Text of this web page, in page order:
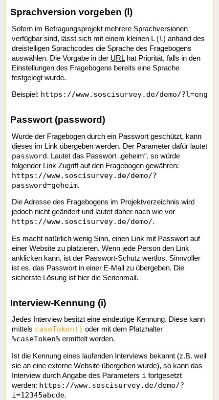
Sprachversion vorgeben (l)
Sofern im Befragungsprojekt mehrere Sprachversionen
verfügbar sind, lässt sich mit einem kleinen L (l) anhand des
dreistelligen Sprachcodes die Sprache des Fragebogens
auswählen. Die Vorgabe in der URLhat Priorität, falls in den
Einstellungen des Fragebogens bereits eine Sprache
festgelegt wurde.
Beispiel: https://www.soscisurvey.de/demo/?l=eng
Passwort (password)
Wurde der Fragebogen durch ein Passwort geschützt, kann
dieses im Link übergeben werden. Der Parameter dafür lautet
password. Lautet das Passwort „geheim“, so würde
folgender Link Zugriff auf den Fragebogen gewähren:
https://www.soscisurvey.de/demo/?
password=geheim.
Die Adresse des Fragebogens im Projektverzeichnis wird
jedoch nicht geändert und lautet daher nach wie vor
https://www.soscisurvey.de/demo/.
Es macht natürlich wenig Sinn, einen Link mit Passwort auf
einer Website zu platzieren. Wenn jede Person den Link
anklicken kann, ist der Passwort-Schutz wertlos. Sinnvoller
ist es, das Passwort in einer E-Mail zu übergeben. Die
sicherste Lösung ist hier die Serienmail.
Interview-Kennung (i)
Jedes Interview besitzt eine eindeutige Kennung. Diese kann
mittels caseToken() oder mit dem Platzhalter
%caseToken% ermittelt werden.
Ist die Kennung eines laufenden Interviews bekannt (z.B. weil
sie an eine externe Website übergeben wurde), so kann das
Interview durch Angabe des Parameters i fortgesetzt
werden: https://www.soscisurvey.de/demo/?
i=12345abcde.